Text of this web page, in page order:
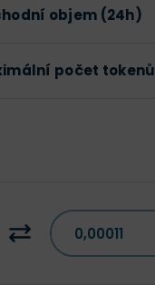
objem (24h)
počet tokenů